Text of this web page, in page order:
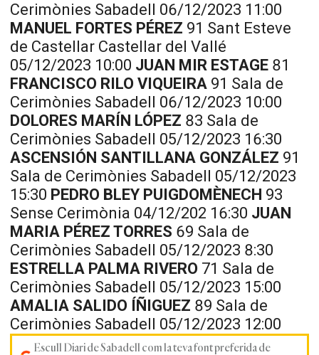
Cerimònies Sabadell 06/12/2023 11:00
MANUEL FORTES PÉREZ 91 Sant Esteve
de Castellar Castellar del Vallé
05/12/2023 10:00 JUAN MIR ESTAGE 81
FRANCISCO RILO VIQUEIRA 91 Sala de
Cerimònies Sabadell 06/12/2023 10:00
DOLORES MARÍN LÓPEZ 83 Sala de
Cerimònies Sabadell 05/12/2023 16:30
ASCENSIÓN SANTILLANA GONZÁLEZ 91
Sala de Cerimònies Sabadell 05/12/2023
15:30 PEDRO BLEY PUIGDOMÈNECH 93
Sense Cerimònia 04/12/202 16:30 JUAN
MARIA PÉREZ TORRES 69 Sala de
Cerimònies Sabadell 05/12/2023 8:30
ESTRELLA PALMA RIVERO 71 Sala de
Cerimònies Sabadell 05/12/2023 15:00
AMALIA SALIDO ÍÑIGUEZ 89 Sala de
Cerimònies Sabadell 05/12/2023 12:00
Escull Diari de Sabadell com la teva font preferida de